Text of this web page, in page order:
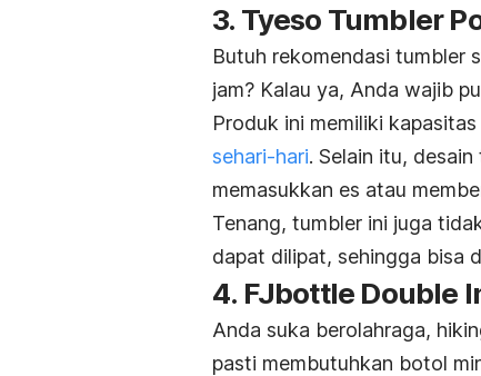
3. Tyeso Tumbler
Butuh rekomendasi tumbler
jam? Kalau ya, Anda wajib
Produk ini memiliki
sehari-hari. Selain itu,
memasukkan es atau
Tenang, tumbler ini juga
dapat dilipat, sehingga bisa
4. FJbottle Double
Anda suka berolahraga,
pasti membutuhkan botol